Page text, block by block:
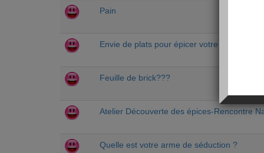
Pain
Envie de plats pour épicer votre été ?
Feuille de brick???
Atelier Découverte des épices-Rencontre
Quelle est votre arme de séduction ?